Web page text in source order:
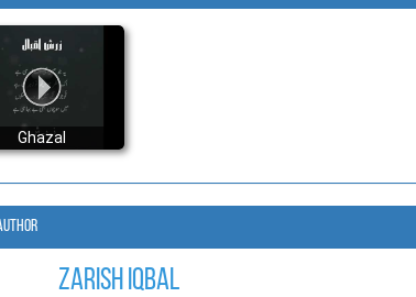
Ghazal
Zarish Iqbal